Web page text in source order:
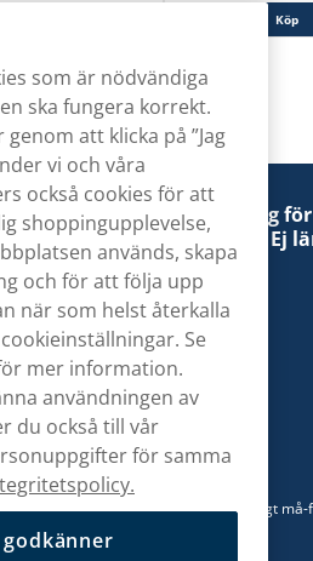
Köp
kan vara skadlig för
är beroendeframkallande. Ej
under 18 år.
94
17.00 | Fre 9.00-17.00 | (Lunchstängt må-
som är nödvändiga
ska fungera korrekt.
att klicka på ”Jag
vi och våra
också cookies för att
shoppingupplevelse,
används, skapa
och för att följa upp
när som helst återkalla
Se
mer information.
användningen av
du också till vår
för samma
godkänner